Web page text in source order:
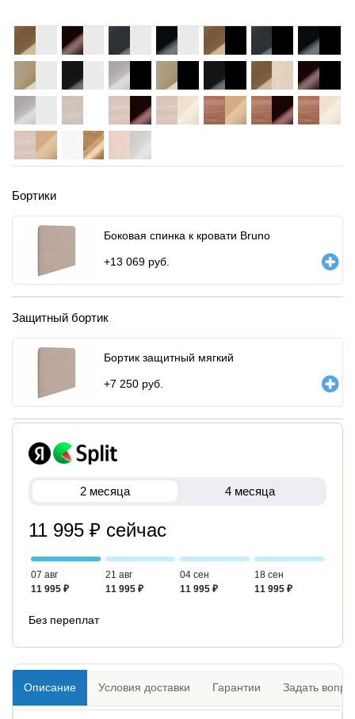
Бортики
Боковая спинка к кровати Bruno
+13 069 руб.
Защитный бортик
Бортик защитный мягкий
+7 250 руб.
2 месяца 4 месяца
11 995 ₽ сейчас
07 авг
11 995 ₽
21 авг
11 995 ₽
04 сен
11 995 ₽
18 сен
11 995 ₽
Без переплат
Описание Условия доставки Гарантии Задать